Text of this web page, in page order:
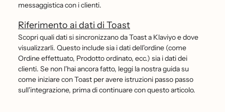
messaggistica con i clienti.
Riferimento ai dati di Toast
Scopri quali dati si sincronizzano da Toast a Klaviyo e dove
visualizzarli. Questo include sia i dati dell'ordine (come
Ordine effettuato, Prodotto ordinato, ecc.) sia i dati dei
clienti. Se non l'hai ancora fatto, leggi la nostra guida su
come iniziare con Toast per avere istruzioni passo passo
sull'integrazione, prima di continuare con questo articolo.